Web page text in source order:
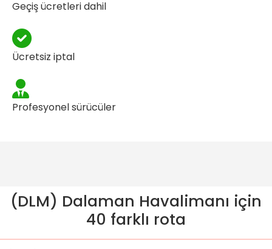
Geçiş ücretleri dahil
Ücretsiz iptal
Profesyonel sürücüler
(DLM) Dalaman Havalimanı için
40 farklı rota